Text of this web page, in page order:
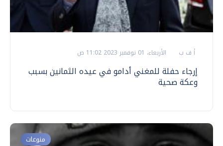
أ ف ب الأربعاء، 01 نوفمبر 2023 11:02 ص
إرجاء حفلة للمغني أدامو في عيده الثمانين بسبب
وعكة صحية
منوعات